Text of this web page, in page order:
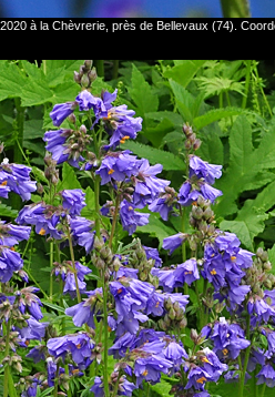
à la Chèvrerie, près de Bellevaux (74).